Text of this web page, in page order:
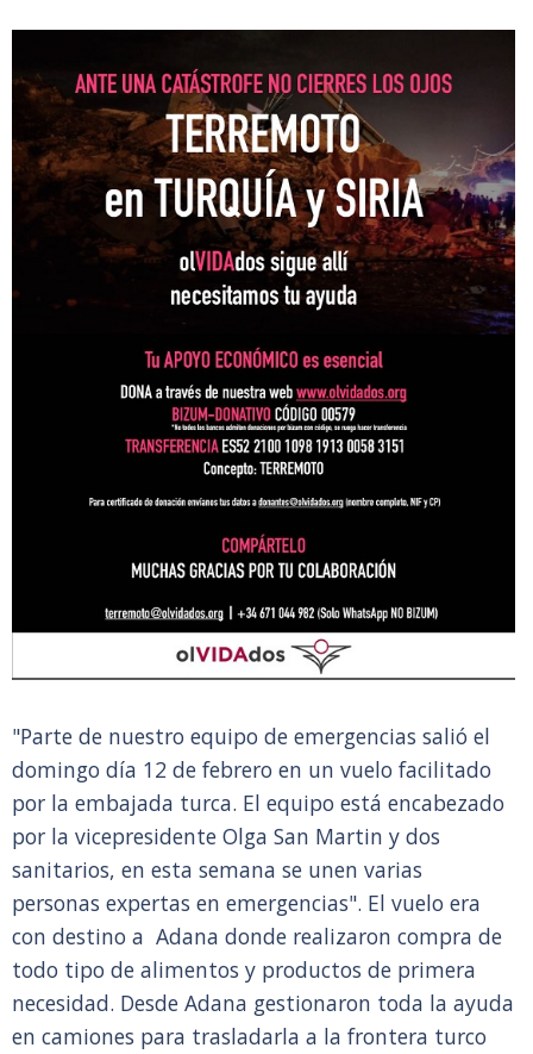
"Parte de nuestro equipo de emergencias salió el
domingo día 12 de febrero en un vuelo facilitado
por la embajada turca. El equipo está encabezado
por la vicepresidente Olga San Martin y dos
sanitarios, en esta semana se unen varias
personas expertas en emergencias". El vuelo era
con destino a Adana donde realizaron compra de
todo tipo de alimentos y productos de primera
necesidad. Desde Adana gestionaron toda la ayuda
en camiones para trasladarla a la frontera turco